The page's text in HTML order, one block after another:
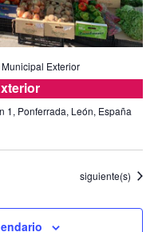
Exterior
1, Ponferrada, León, España
Eventos
siguiente(s)